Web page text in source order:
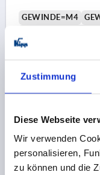
Zustimmung
Diese Webseite
Wir verwenden
personalisieren,
zu können und die
GEWINDE=M4
MATERIAL
GRÖSSE=9
D=8
Bestellnummer:
3,26 €
zzgl. Versandkosten